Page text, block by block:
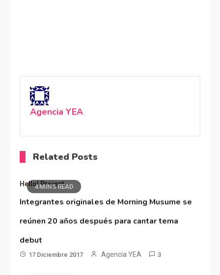
Agencia YEA
Related Posts
4 MINS READ
Hello! Project
Integrantes originales de Morning Musume se
reúnen 20 años después para cantar tema
debut
17 Diciembre 2017 Agencia YEA 3